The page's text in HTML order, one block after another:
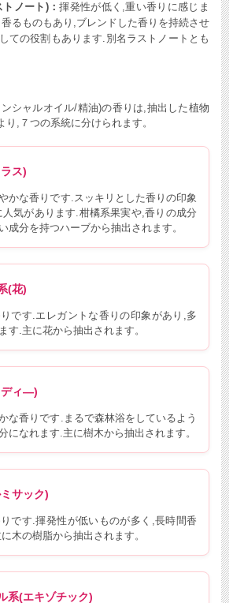
トノート)：揮発性が低く,重い香りに感じま
るものもあり,ブレンドした香りを持続させ
ての役割もあります.別名ラストノートとも
シャルオイル/精油)の香りは,抽出した植物
,７つの系統に分けられます。
ス)
かな香りです.スッキリとした香りの印象
気があります.柑橘系果実や,香りの成分
成分を持つハーブから抽出されます。
(花)
です.エレガントな香りの印象があり,多
す.主に花から抽出されます。
ディ―)
な香りです.まるで森林浴をしているよう
になれます.主に樹木から抽出されます。
サック)
です.揮発性が低いものが多く,長時間香
木の樹脂から抽出されます。
系(エキゾチック)